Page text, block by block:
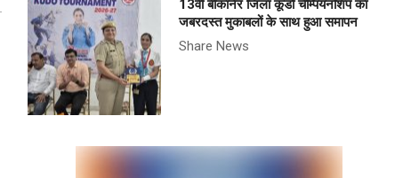
13वीं बीकानेर जिला कूडो चैम्पियनशिप का
जबरदस्त मुकाबलों के साथ हुआ समापन
Share News